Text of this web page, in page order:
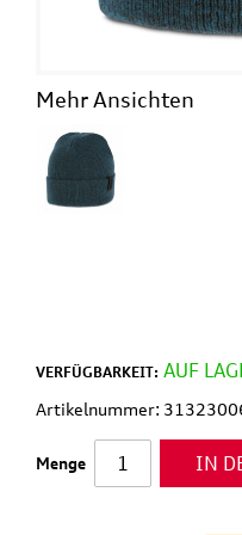
Mehr Ansichten
VERFÜGBARKEIT: AUF
Artikelnummer:
Menge IN